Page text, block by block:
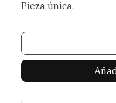
Pieza única.